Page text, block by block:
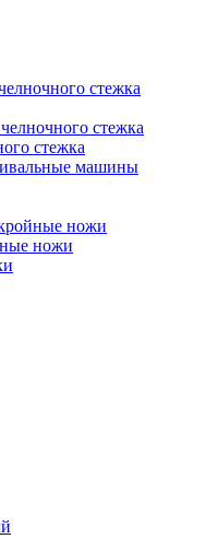
стежка
стежка
стежка
машины
ножи
ножи